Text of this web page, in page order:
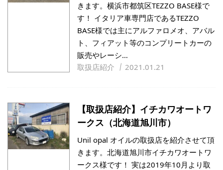
きます。横浜市都筑区TEZZO BASE様で
す！ イタリア車専門店であるTEZZO
BASE様では主にアルファロメオ、アバル
ト、フィアット等のコンプリートカーの
販売やレーシ…
取扱店紹介
2021.01.21
【取扱店紹介】イチカワオートワ
ークス（北海道旭川市）
Unil opal オイルの取扱店を紹介させて頂
きます。北海道旭川市イチカワオートワ
ークス様です！ 実は2019年10月より取